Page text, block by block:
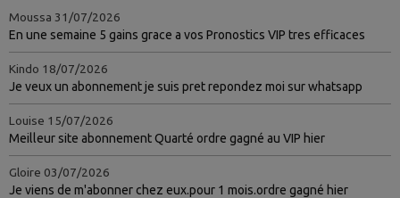
Moussa 31/07/2026
En une semaine 5 gains grace a vos Pronostics VIP tres efficaces
Kindo 18/07/2026
Je veux un abonnement je suis pret repondez moi sur whatsapp
Louise 15/07/2026
Meilleur site abonnement Quarté ordre gagné au VIP hier
Gloire 03/07/2026
Je viens de m'abonner chez eux.pour 1 mois.ordre gagné hier